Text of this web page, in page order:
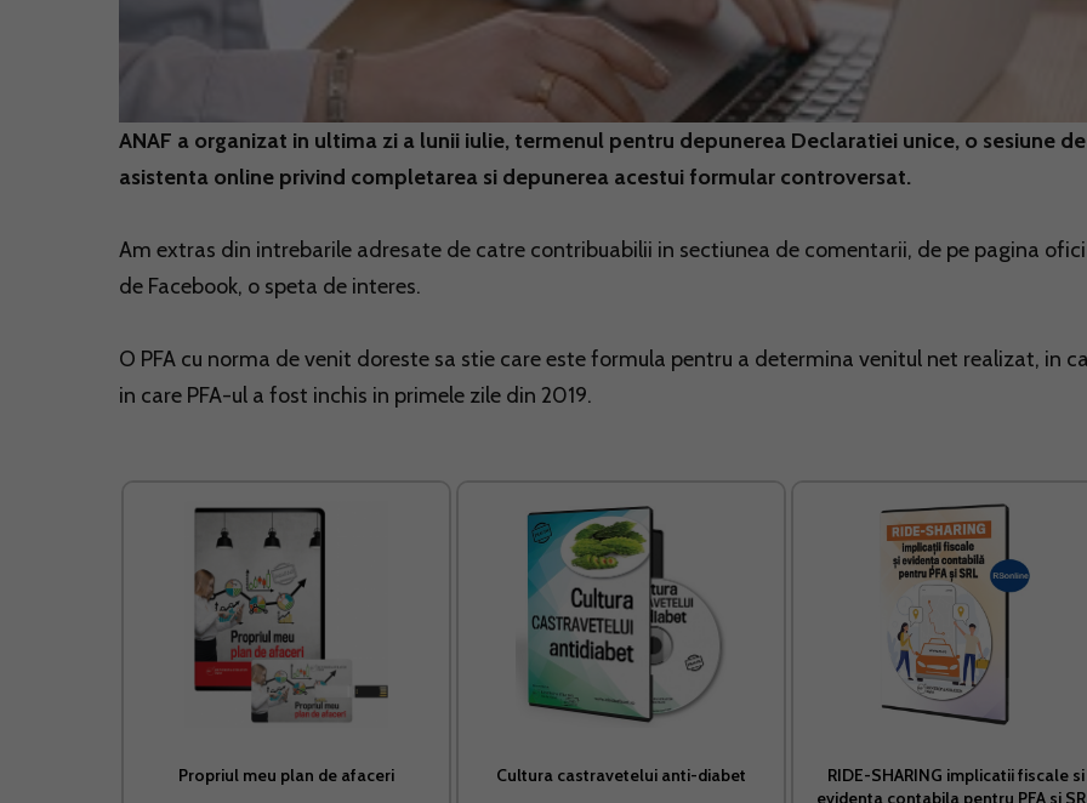
ANAF a organizat in ultima zi a lunii iulie, termenul pentru depunerea Declaratiei unice, o sesiune de
asistenta online privind completarea si depunerea acestui formular controversat.
Am extras din intrebarile adresate de catre contribuabilii in sectiunea de comentarii, de pe pagina
de Facebook, o speta de interes.
O PFA cu norma de venit doreste sa stie care este formula pentru a determina venitul net realizat, in
in care PFA-ul a fost inchis in primele zile din 2019.
Propriul meu plan de afaceri Cultura castravetelui anti-diabet
RIDE-SHARING implicatii fiscale si
evidenta contabila pentru PFA si